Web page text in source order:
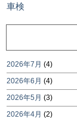
車検
2026年7月 (4)
2026年6月 (4)
2026年5月 (3)
2026年4月 (2)